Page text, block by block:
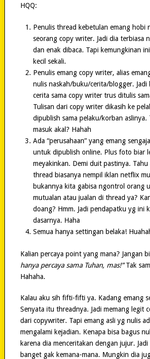
HQQ:
Penulis thread kebetulan emang hobi
seorang copy writer. Jadi dia terbiasa
dan enak dibaca. Tapi kemungkinan
kecil sekali.
Penulis emang copy writer, alias
nulis naskah/buku/cerita/blogger. Jadi
cerita sama copy writer trus ditulis
Tulisan dari copy writer dikasih ke
dipublish sama pelaku/korban aslinya.
masuk akal? Hahah
Ada “perusahaan” yang emang
untuk dipublish online. Plus foto biar
meyakinkan. Demi duit pastinya.
thread biasanya nempil iklan netflix
bukannya kita gabisa ngontrol orang
mutualan atau jualan di thread ya?
doang? Hmm. Jadi pendapatku yg ini
dasarnya. Haha
Semua hanya settingan belaka!
Kalian percaya point yang mana? Jangan
hanya percaya sama Tuhan, mas!”Tak
Hahaha.
Kalau aku sih fifti-fifti ya. Kadang emang
Senyata itu threadnya. Jadi memang legit
dari copywriter. Tapi emang asli yg nulis
mengalami kejadian. Kenapa bisa bagus
karena dia menceritakan dengan jujur.
banget gak kemana-mana. Mungkin dia